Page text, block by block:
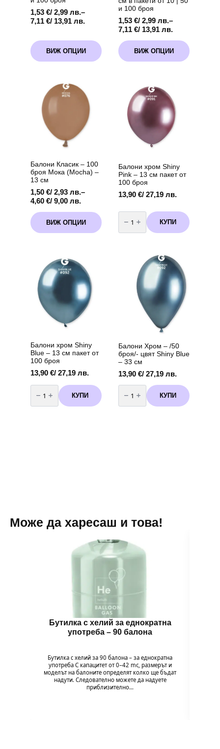
1,53 €/ 2,99 лв.–
7,11 €/ 13,91 лв.
Price
/
2,99 лв.
through
13,91 лв.
ВИЖ ОПЦИИ
This
product
has
options
may
chosen
page
и 100 броя
1,53 €/ 2,99 лв.–
7,11 €/ 13,91 лв.
Price
1,53 €
/
2,99 лв.
13,91 лв.
ВИЖ ОПЦИИ
This
product
has
options
may
chosen
Балони Класик – 100
броя Мока (Mocha) –
13 см
1,50 €/ 2,93 лв.–
4,60 €/ 9,00 лв.
Price
1,50 €
/
2,93 лв.
9,00 лв.
ВИЖ ОПЦИИ
This
product
has
options
may
chosen
Балони хром Shiny
Pink – 13 см пакет от
100 броя
13,90 €/ 27,19 лв.
количество
за
Балони
хром
КУПИ
Балони хром Shiny
Blue – 13 см пакет от
100 броя
13,90 €/ 27,19 лв.
количество
за
Балони
хром
КУПИ
Балони Хром – /50
броя/- цвят Shiny Blue
– 33 см
13,90 €/ 27,19 лв.
количество
за
Балони
Хром
КУПИ
Може да харесаш и това!
Бутилка с хелий за еднократна
употреба – 90 балона
Бутилка с хелий за 90 балона – за еднократна
употреба С капацитет от 0–42 mc, размерът и
моделът на балоните определят колко ще бъдат
надути. Следователно можете да надуете
приблизително…